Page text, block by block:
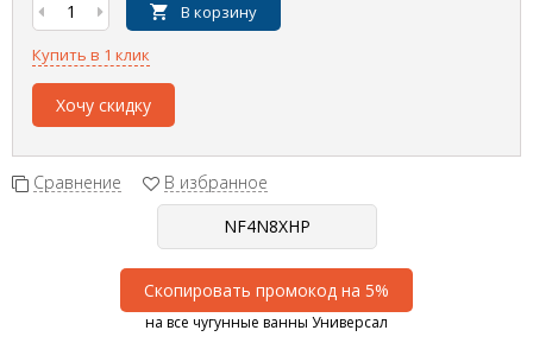
В корзину
Купить в 1 клик
Хочу скидку
Сравнение В избранное
Скопировать промокод на 5%
на все чугунные ванны Универсал